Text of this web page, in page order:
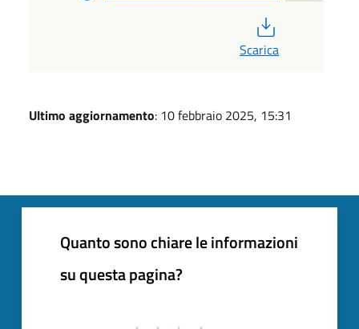
Scarica
Ultimo aggiornamento: 10 febbraio 2025, 15:31
Quanto sono chiare le informazioni
su questa pagina?